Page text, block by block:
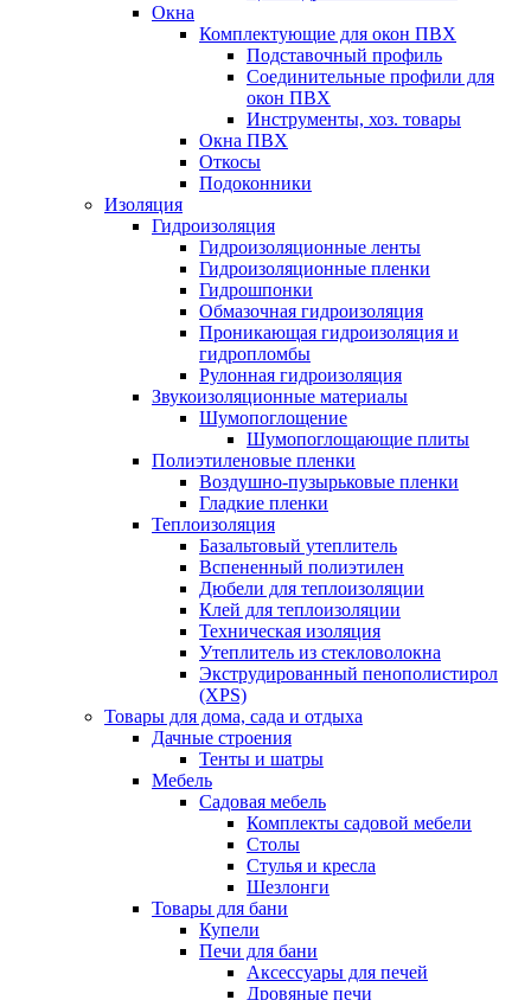
Окна
Комплектующие для окон ПВХ
Подставочный профиль
Соединительные профили для
окон ПВХ
Инструменты, хоз. товары
Окна ПВХ
Откосы
Подоконники
Изоляция
Гидроизоляция
Гидроизоляционные ленты
Гидроизоляционные пленки
Гидрошпонки
Обмазочная гидроизоляция
Проникающая гидроизоляция и
гидропломбы
Рулонная гидроизоляция
Звукоизоляционные материалы
Шумопоглощение
Шумопоглощающие плиты
Полиэтиленовые пленки
Воздушно-пузырьковые пленки
Гладкие пленки
Теплоизоляция
Базальтовый утеплитель
Вспененный полиэтилен
Дюбели для теплоизоляции
Клей для теплоизоляции
Техническая изоляция
Утеплитель из стекловолокна
Экструдированный пенополистирол
(XPS)
Товары для дома, сада и отдыха
Дачные строения
Тенты и шатры
Мебель
Садовая мебель
Комплекты садовой мебели
Столы
Стулья и кресла
Шезлонги
Товары для бани
Купели
Печи для бани
Аксессуары для печей
Дровяные печи